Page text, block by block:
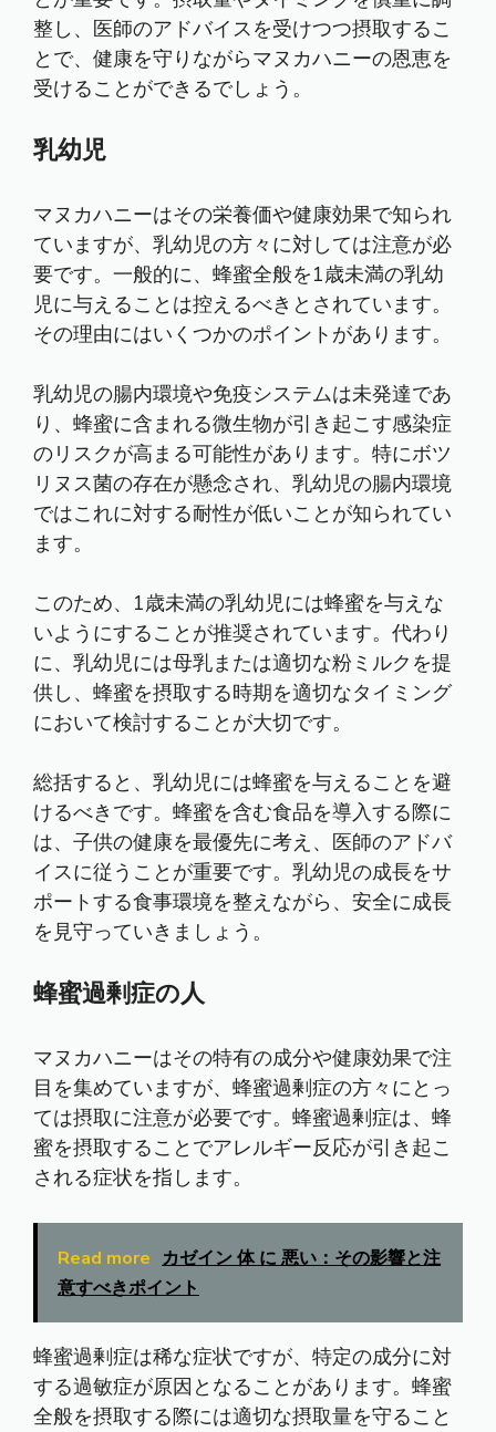
整し、医師のアドバイスを受けつつ摂取するこ
とで、健康を守りながらマヌカハニーの恩恵を
受けることができるでしょう。
乳幼児
マヌカハニーはその栄養価や健康効果で知られ
ていますが、乳幼児の方々に対しては注意が必
要です。一般的に、蜂蜜全般を1歳未満の乳幼
児に与えることは控えるべきとされています。
その理由にはいくつかのポイントがあります。
乳幼児の腸内環境や免疫システムは未発達であ
り、蜂蜜に含まれる微生物が引き起こす感染症
のリスクが高まる可能性があります。特にボツ
リヌス菌の存在が懸念され、乳幼児の腸内環境
ではこれに対する耐性が低いことが知られてい
ます。
このため、1歳未満の乳幼児には蜂蜜を与えな
いようにすることが推奨されています。代わり
に、乳幼児には母乳または適切な粉ミルクを提
供し、蜂蜜を摂取する時期を適切なタイミング
において検討することが大切です。
総括すると、乳幼児には蜂蜜を与えることを避
けるべきです。蜂蜜を含む食品を導入する際に
は、子供の健康を最優先に考え、医師のアドバ
イスに従うことが重要です。乳幼児の成長をサ
ポートする食事環境を整えながら、安全に成長
を見守っていきましょう。
蜂蜜過剰症の人
マヌカハニーはその特有の成分や健康効果で注
目を集めていますが、蜂蜜過剰症の方々にとっ
ては摂取に注意が必要です。蜂蜜過剰症は、蜂
蜜を摂取することでアレルギー反応が引き起こ
される症状を指します。
Read more カゼイン 体 に 悪い：その影響と注
意すべきポイント
蜂蜜過剰症は稀な症状ですが、特定の成分に対
する過敏症が原因となることがあります。蜂蜜
全般を摂取する際には適切な摂取量を守ること